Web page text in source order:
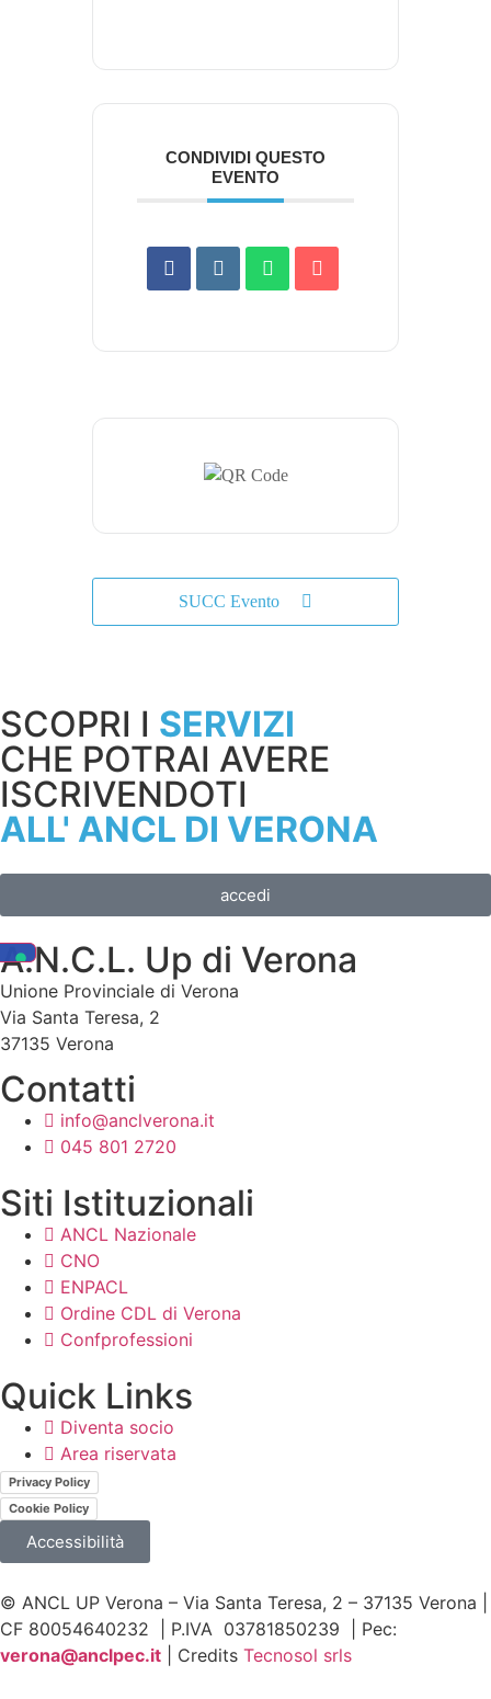
CONDIVIDI QUESTO
EVENTO
SUCC Evento
SCOPRI I SERVIZI
CHE POTRAI AVERE
ISCRIVENDOTI
ALL' ANCL DI VERONA
accedi
A.N.C.L. Up di Verona
Unione Provinciale di Verona
Via Santa Teresa, 2
37135 Verona
Contatti
info@anclverona.it
045 801 2720
Siti Istituzionali
ANCL Nazionale
CNO
ENPACL
Ordine CDL di Verona
Confprofessioni
Quick Links
Diventa socio
Area riservata
Privacy Policy
Cookie Policy
Accessibilità
© ANCL UP Verona – Via Santa Teresa, 2 – 37135 Verona |
CF 80054640232 | P.IVA 03781850239 | Pec:
verona@anclpec.it | Credits Tecnosol srls